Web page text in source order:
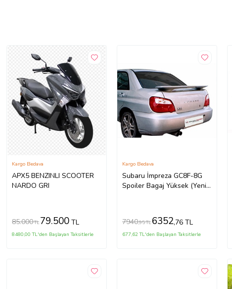
APX5 BENZINLI SCOOTER
NARDO GRI
Kargo Bedava
85.000TL 79.500TL
8480,00 TL'den Başlayan Taksitlerle
Subaru İmpreza GC8F-8G
Spoiler Bagaj Yüksek (Yeni
Kargo Bedava
7940,95 TL 6352,76 TL
677,62 TL'den Başlayan Taksitlerle